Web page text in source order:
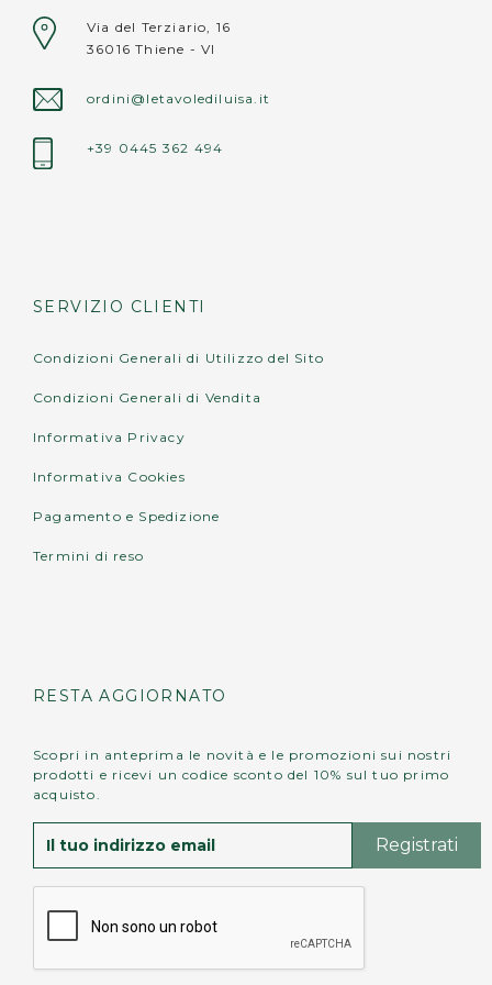
non lavare in lavastoviglie;
direttamente sulla superficie.
Via del Terziario, 16
36016 Thiene - VI
ordini@letavolediluisa.it
+39 0445 362 494
SERVIZIO CLIENTI
Condizioni Generali di Utilizzo del Sito
Condizioni Generali di Vendita
Informativa Privacy
Informativa Cookies
Pagamento e Spedizione
Termini di reso
RESTA AGGIORNATO
Scopri in anteprima le novità e le promozioni sui nostri
prodotti e ricevi un codice sconto del 10% sul tuo primo
acquisto.